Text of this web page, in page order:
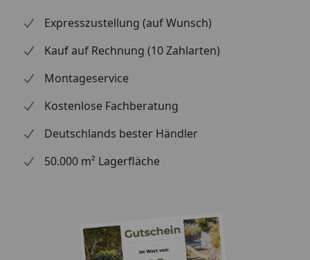
Expresszustellung (auf Wunsch)
Kauf auf Rechnung (10 Zahlarten)
Montageservice
Kostenlose Fachberatung
Deutschlands bester Händler
50.000 m² Lagerfläche